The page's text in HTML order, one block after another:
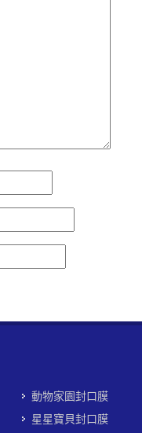
動物家園封口膜
星星寶貝封口膜